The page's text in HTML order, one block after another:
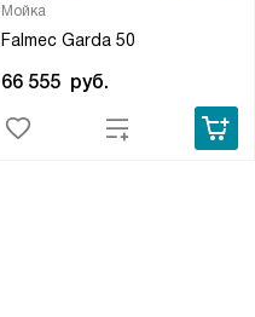
Мойка
Falmec Garda 50
66 555 руб.